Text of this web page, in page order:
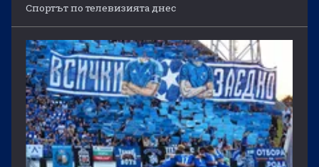
Спортът по телевизията днес